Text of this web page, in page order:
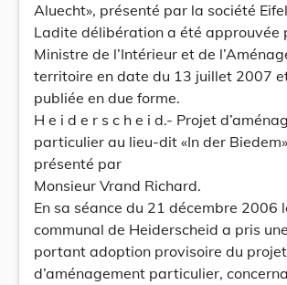
Aluecht», présenté par la société
Ladite délibération a été approuvée
Ministre de l’Intérieur et de
territoire en date du 13 juillet 2007
publiée en due forme.
H e i d e r s c h e i d.- Projet
particulier au lieu-dit «In der
présenté par
Monsieur Vrand Richard.
En sa séance du 21 décembre 2006
communal de Heiderscheid a pris
portant adoption provisoire du projet
d’aménagement particulier,